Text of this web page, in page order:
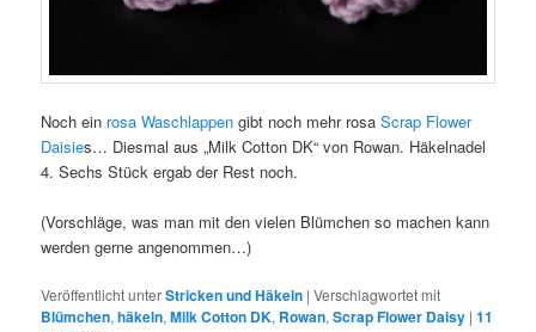
Noch ein rosa Waschlappen gibt noch mehr rosaScrap Flower
Daisies… Diesmal aus „Milk Cotton DK“ von Rowan. Häkelnadel
4. Sechs Stück ergab der Rest noch.
(Vorschläge, was man mit den vielen Blümchen so machen kann
werden gerne angenommen…)
Veröffentlicht unterStricken und Häkeln |Verschlagwortet mit
Blümchen,häkeln,Milk Cotton DK, Rowan,Scrap Flower Daisy |11